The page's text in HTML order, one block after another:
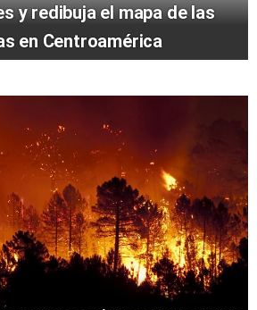
y redibuja el mapa de las
en Centroamérica